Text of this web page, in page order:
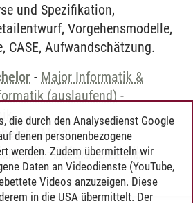
und Spezifikation,
Vorgehensmodelle,
CASE, Aufwandschätzung.
- Major Informatik &
(auslaufend) -
-Major
-Softwaretechnik
die durch den Analysedienst Google
denen personenbezogene
werden. Zudem übermitteln wir
Daten an Videodienste (YouTube,
Videos anzuzeigen. Diese
in die USA übermittelt. Der